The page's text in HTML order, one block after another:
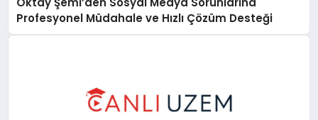
Profesyonel Müdahale ve Hızlı Çözüm Desteği